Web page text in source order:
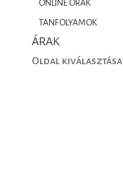
ONLINE ÓRÁK
TANFOLYAMOK
ÁRAK
Oldal kiválasztása